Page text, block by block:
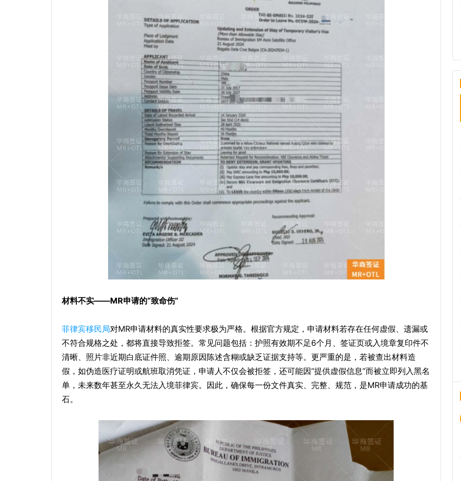
材料不实——MR申请的“致命伤”
菲律宾移民局对MR申请材料的真实性要求极为严格。根据官方规定，申请材料若存在任何虚假、遗漏或
不符合规格之处，都将直接导致拒签。常见问题包括：护照有效期不足6个月、签证页或入境章复印件不
清晰、照片非近期白底证件照、逾期原因陈述含糊或缺乏证据支持等。更严重的是，若被查出材料造
假，如伪造医疗证明或航班取消凭证，申请人不仅会被拒签，还可能因“提供虚假信息”而被立即列入黑名
单，未来数年甚至永久无法入境菲律宾。因此，确保每一份文件真实、完整、规范，是MR申请成功的基
石。